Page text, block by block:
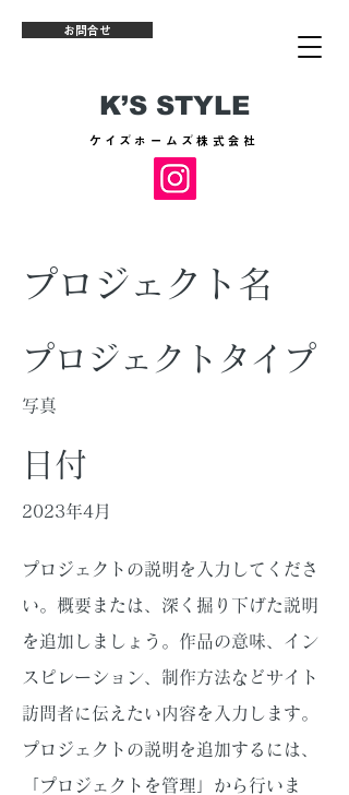
お問合せ
K’S STYLE
​ケイズホームズ株式会社
プロジェクト名
プロジェクトタイプ
写真
日付
2023年4月
プロジェクトの説明を入力してくださ
い。概要または、深く掘り下げた説明
を追加しましょう。作品の意味、イン
スピレーション、制作方法などサイト
訪問者に伝えたい内容を入力します。
プロジェクトの説明を追加するには、
「プロジェクトを管理」から行いま